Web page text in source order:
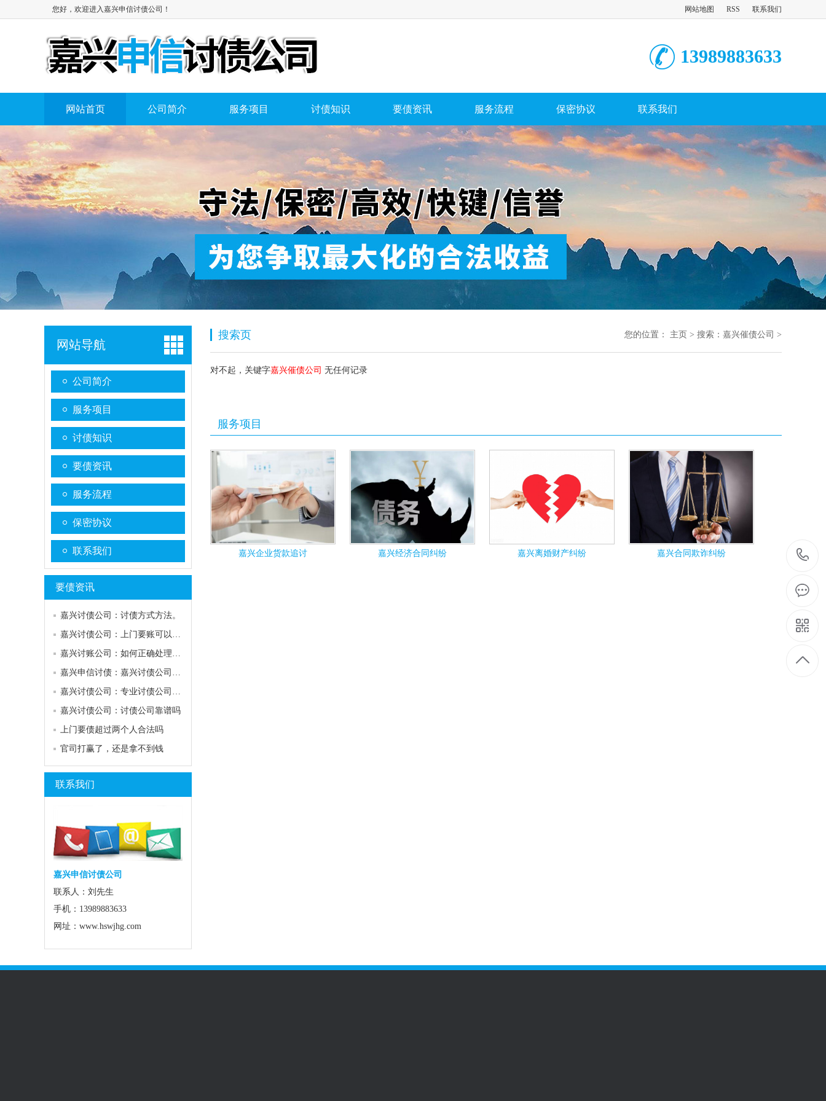
您好，欢迎进入嘉兴申信讨债公司！ 网站地图 RSS 联系我们
13989883633
网站首页 公司简介 服务项目 讨债知识 要债资讯 服务流程 保密协议 联系我们
网站导航
公司简介
服务项目
讨债知识
要债资讯
服务流程
保密协议
联系我们
要债资讯
嘉兴讨债公司：讨债方式方法。
嘉兴讨债公司：上门要账可以去几个人？
嘉兴讨账公司：如何正确处理债务纠纷
嘉兴申信讨债：嘉兴讨债公司哪家好
嘉兴讨债公司：专业讨债公司电话
嘉兴讨债公司：讨债公司靠谱吗
上门要债超过两个人合法吗
官司打赢了，还是拿不到钱
联系我们
嘉兴申信讨债公司
联系人：刘先生
手机：13989883633
网址：www.hswjhg.com
搜索页 您的位置： 主页 > 搜索：嘉兴催债公司 >
对不起，关键字嘉兴催债公司 无任何记录
服务项目
嘉兴企业货款追讨 嘉兴经济合同纠纷 嘉兴离婚财产纠纷 嘉兴合同欺诈纠纷